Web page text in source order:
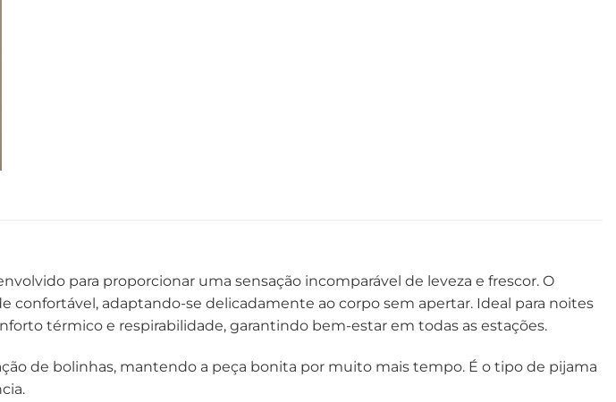
para proporcionar uma sensação incomparável de leveza e frescor. O
adaptando-se delicadamente ao corpo sem apertar. Ideal para noites
térmico e respirabilidade, garantindo bem-estar em todas as estações.
de bolinhas, mantendo a peça bonita por muito mais tempo. É o tipo de pijama